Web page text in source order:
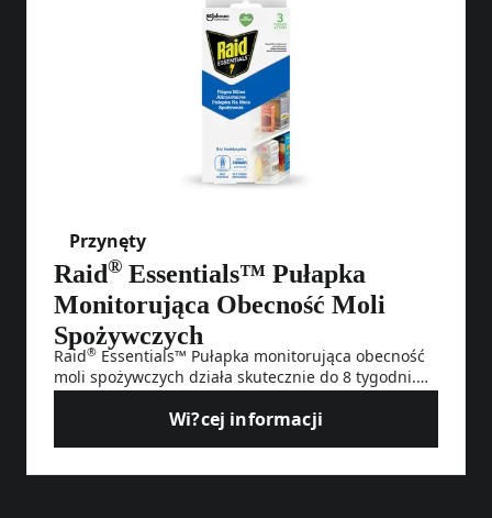
Przynęty
Raid® Essentials™ Pułapka
Monitorująca Obecność Moli
Spożywczych
Raid® Essentials™ Pułapka monitorująca obecność
moli spożywczych działa skutecznie do 8 tygodni.
obecności moli spożywczych, które występują w
nasiona, makarony, kakao, przyprawy, sucha karma
Raid® Essentials™ Pułapka
Wi?cej informacji